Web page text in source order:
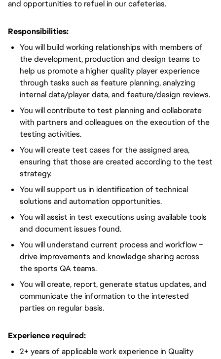
and opportunities to refuel in our cafeterias.
Responsibilities:
You will build working relationships with members of
the development, production and design teams to
help us promote a higher quality player experience
through tasks such as feature planning, analyzing
internal data/player data, and feature/design reviews.
You will contribute to test planning and collaborate
with partners and colleagues on the execution of the
testing activities.
You will create test cases for the assigned area,
ensuring that those are created according to the test
strategy.
You will support us in identification of technical
solutions and automation opportunities.
You will assist in test executions using available tools
and document issues found.
You will understand current process and workflow –
drive improvements and knowledge sharing across
the sports QA teams.
You will create, report, generate status updates, and
communicate the information to the interested
parties on regular basis.
Experience required:
2+ years of applicable work experience in Quality